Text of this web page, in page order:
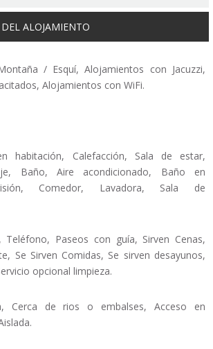
ALOJAMIENTO
/ Esquí, Alojamientos con Jacuzzi,
Alojamientos con WiFi.
habitación, Calefacción, Sala de estar,
Baño, Aire acondicionado, Baño en
Comedor, Lavadora, Sala de
Teléfono, Paseos con guía, Sirven Cenas,
Se Sirven Comidas, Se sirven desayunos,
opcional limpieza.
Cerca de rios o embalses, Acceso en